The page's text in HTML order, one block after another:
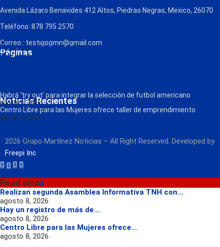
Avenida Lázaro Benavides 412 Altos, Piedras Negras, Mexico, 26070
Teléfono: 878 795 2570
Correo:: testigogmn@gmail.com
Páginas
¡Descarga nuestra App!
FM Globo
Radio
Noticias Recientes
Habrá ‘try out’ para integrar la selección de futbol americano
agosto 8, 2026
Centro Libre para las Mujeres ofrece taller de emprendimiento
agosto 8, 2026
2026 Grupo Martínez Noticias – All Right Reserved. Developed by
Freepi Inc
Read alsox
Realizan segunda Asamblea Informativa TNH con...
agosto 8, 2026
Hay un registro de más de...
agosto 8, 2026
Centro Libre para las Mujeres ofrece...
agosto 8, 2026